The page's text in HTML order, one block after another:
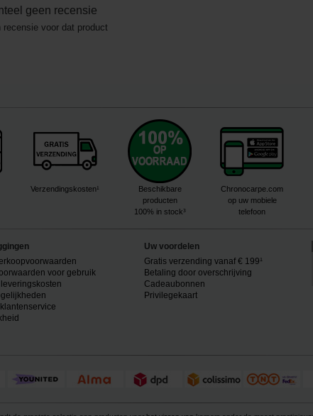
geen recensie
recensie voor dat product
Verzendingskosten¹
Beschikbare
producten
100% in stock³
Chronocarpe.com
op uw mobiele
telefoon
voor gebruik
Uw voordelen
Gratis verzending vanaf € 199¹
Betaling door overschrijving
Cadeaubonnen
Privilegekaart